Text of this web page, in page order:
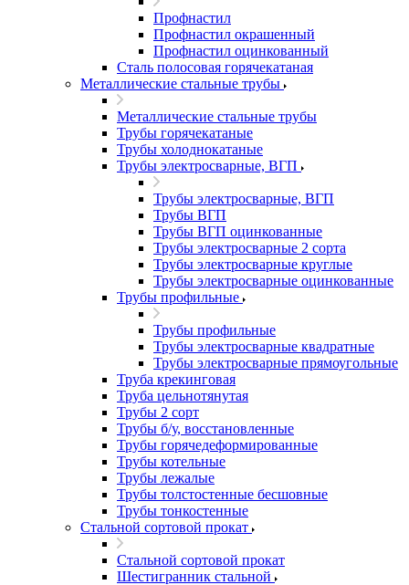
Профнастил
Профнастил окрашенный
Профнастил оцинкованный
Сталь полосовая горячекатаная
Металлические стальные трубы
Металлические стальные трубы
Трубы горячекатаные
Трубы холоднокатаные
Трубы электросварные, ВГП
Трубы электросварные, ВГП
Трубы ВГП
Трубы ВГП оцинкованные
Трубы электросварные 2 сорта
Трубы электросварные круглые
Трубы электросварные оцинкованные
Трубы профильные
Трубы профильные
Трубы электросварные квадратные
Трубы электросварные прямоугольные
Труба крекинговая
Труба цельнотянутая
Трубы 2 сорт
Трубы б/у, восстановленные
Трубы горячедеформированные
Трубы котельные
Трубы лежалые
Трубы толстостенные бесшовные
Трубы тонкостенные
Стальной сортовой прокат
Стальной сортовой прокат
Шестигранник стальной